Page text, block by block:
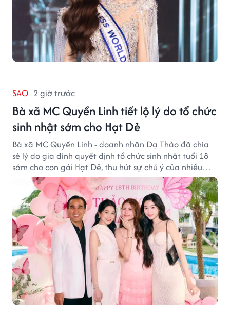
SAO 2 giờ trước
Bà xã MC Quyền Linh tiết lộ lý do tổ chức
sinh nhật sớm cho Hạt Dẻ
Bà xã MC Quyền Linh - doanh nhân Dạ Thảo đã chia
sẻ lý do gia đình quyết định tổ chức sinh nhật tuổi 18
sớm cho con gái Hạt Dẻ, thu hút sự chú ý của nhiều
người hâm mộ.